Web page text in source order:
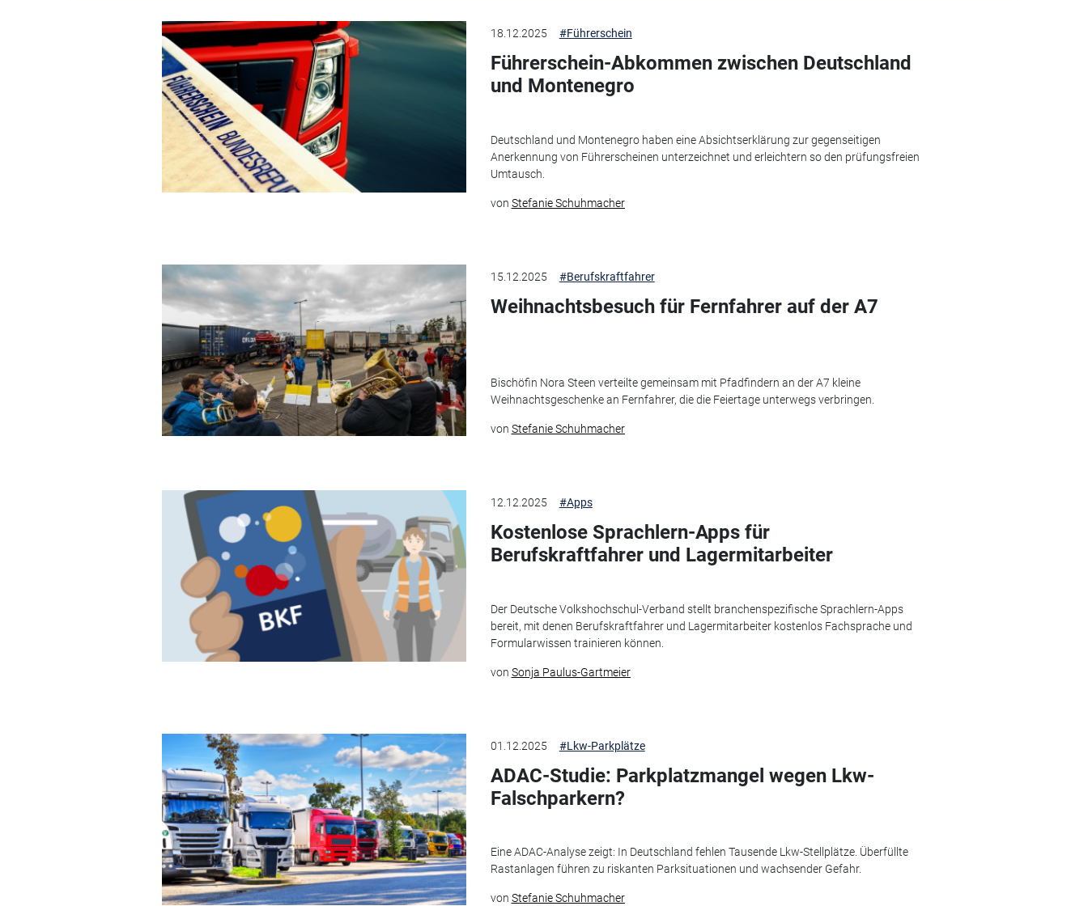
18.12.2025 #Führerschein
Führerschein-Abkommen zwischen Deutschland
und Montenegro
Deutschland und Montenegro haben eine Absichtserklärung zur gegenseitigen
Anerkennung von Führerscheinen unterzeichnet und erleichtern so den prüfungsfreien
Umtausch.
von Stefanie Schuhmacher
15.12.2025 #Berufskraftfahrer
Weihnachtsbesuch für Fernfahrer auf der A7
Bischöfin Nora Steen verteilte gemeinsam mit Pfadfindern an der A7 kleine
Weihnachtsgeschenke an Fernfahrer, die die Feiertage unterwegs verbringen.
von Stefanie Schuhmacher
12.12.2025 #Apps
Kostenlose Sprachlern-Apps für
Berufskraftfahrer und Lagermitarbeiter
Der Deutsche Volkshochschul-Verband stellt branchenspezifische Sprachlern-Apps
bereit, mit denen Berufskraftfahrer und Lagermitarbeiter kostenlos Fachsprache und
Formularwissen trainieren können.
von Sonja Paulus-Gartmeier
01.12.2025 #Lkw-Parkplätze
ADAC-Studie: Parkplatzmangel wegen Lkw-
Falschparkern?
Eine ADAC-Analyse zeigt: In Deutschland fehlen Tausende Lkw-Stellplätze. Überfüllte
Rastanlagen führen zu riskanten Parksituationen und wachsender Gefahr.
von Stefanie Schuhmacher